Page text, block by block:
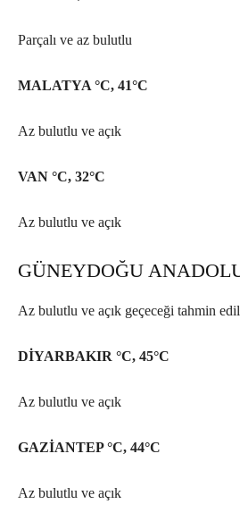
Parçalı ve az bulutlu
MALATYA °C, 41°C
Az bulutlu ve açık
VAN °C, 32°C
Az bulutlu ve açık
GÜNEYDOĞU
Az bulutlu ve açık geçeceği tahmin
DİYARBAKIR °C, 45°C
Az bulutlu ve açık
GAZİANTEP °C, 44°C
Az bulutlu ve açık